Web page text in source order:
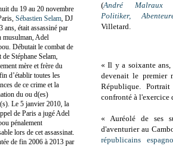
(André Malraux
Politiker,
Villetard.
« Il y a soixante
devenait le premier
République.
confronté à l'exercice
« Auréolé de ses
d'aventurier au
républicains
du 19 au 20 novembre
Sébastien Selam , DJ
ans, était assassiné par
musulman, Adel
Débutait le combat de
de Stéphane Selam,
mère et frère du
d’établir toutes les
de ce crime et la
du ou d(es)
Le 5 janvier 2010, la
de Paris a jugé Adel
pénalement
lors de cet assassinat.
de fin 2006 à 2013 par